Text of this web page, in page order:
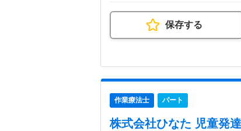
保存する
作業療法士 パート
株式会社ひなた 児童発